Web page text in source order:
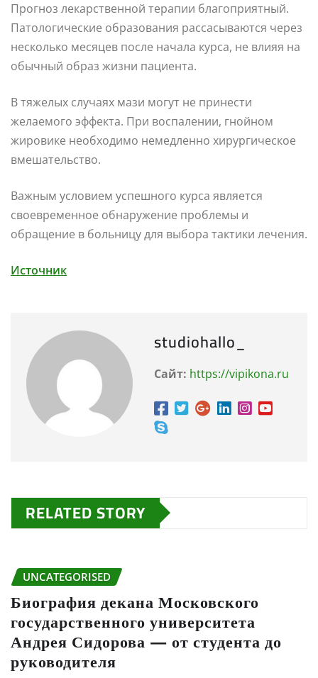
Прогноз лекарственной терапии благоприятный.
Патологические образования рассасываются через
несколько месяцев после начала курса, не влияя на
обычный образ жизни пациента.
В тяжелых случаях мази могут не принести
желаемого эффекта. При воспалении, гнойном
жировике необходимо немедленно хирургическое
вмешательство.
Важным условием успешного курса является
своевременное обнаружение проблемы и
обращение в больницу для выбора тактики лечения.
Источник
studiohallo_
Сайт: https://vipikona.ru
RELATED STORY
UNCATEGORISED
Биография декана Московского
государственного университета
Андрея Сидорова — от студента до
руководителя